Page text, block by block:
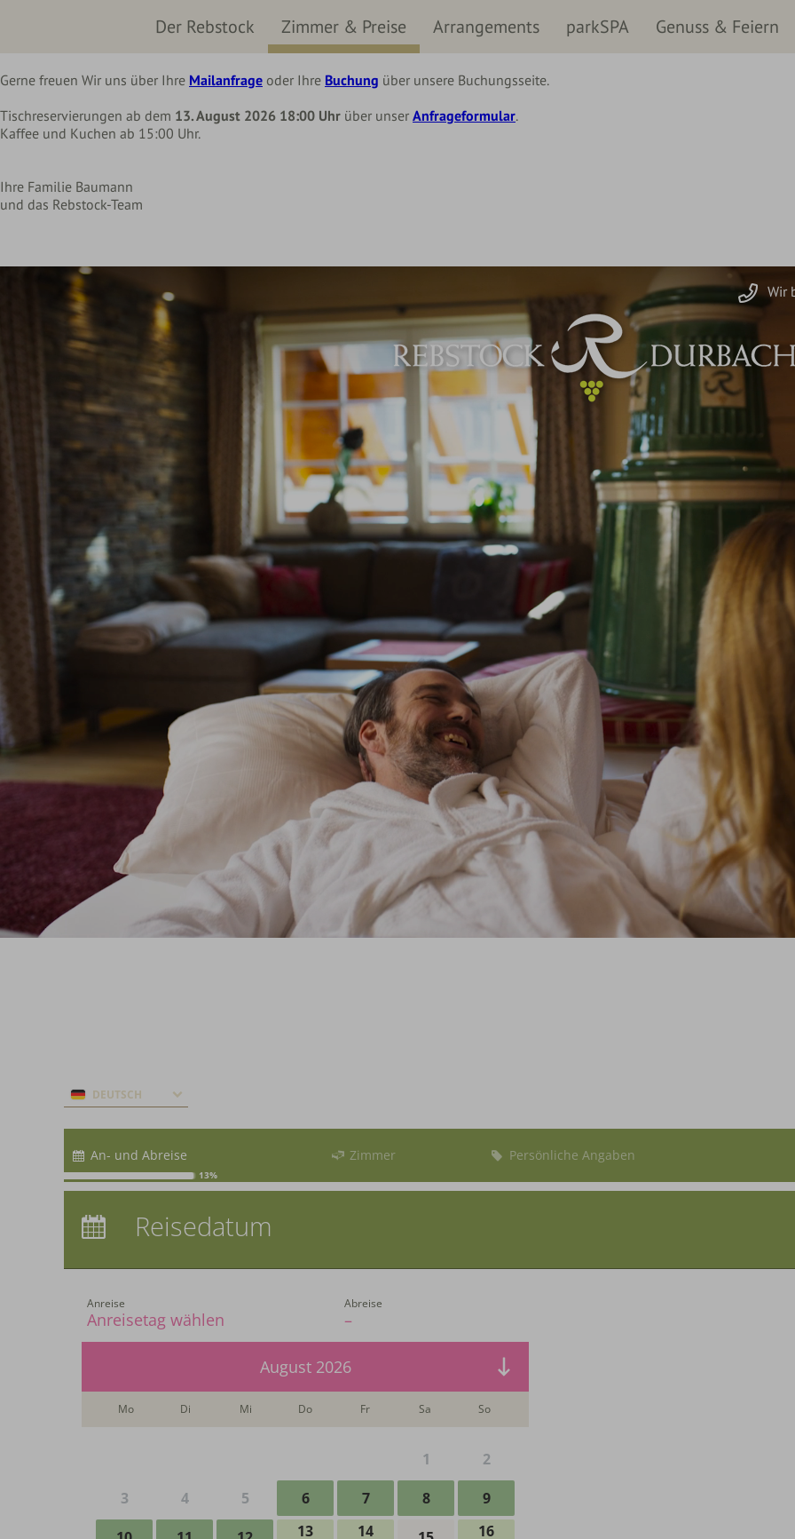
wir machen eine kleine Pause im Hotel und Restaurant
Gerne freuen Wir uns über Ihre Mailanfrage oder Ihre Buchung über unsere Buchungsseite.
Tischreservierungen ab dem 13. August 2026 18:00 Uhr über unser Anfrageformular.
Kaffee und Kuchen ab 15:00 Uhr.
Ihre Familie Baumann
und das Rebstock-Team
Der Rebstock Zimmer & Preise Arrangements parkSPA Genuss & Feiern
Wir
DEUTSCH
oder Gutscheine einlösen.
Aktuell akzeptieren wir folgende
Codes:
An- und Abreise Zimmer Persönliche Angaben
13%
Übernachtungen:
Reisedatum